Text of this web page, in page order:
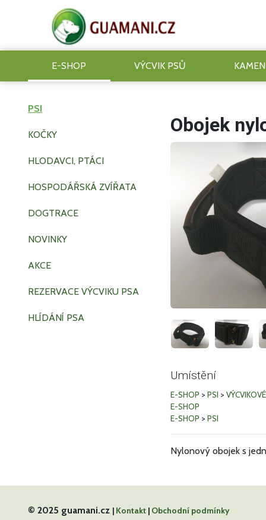
E-SHOP VÝCVIK PSŮ
PSI
KOČKY
HLODAVCI, PTÁCI
HOSPODÁŘSKÁ ZVÍŘATA
DOGTRACE
NOVINKY
AKCE
REZERVACE VÝCVIKU PSA
HLÍDÁNÍ PSA
Obojek
Umístění
E-SHOP > PSI >
E-SHOP
E-SHOP > PSI
Nylonový obojek s
© 2025 guamani.cz | Kontakt | Obchodní podmínky